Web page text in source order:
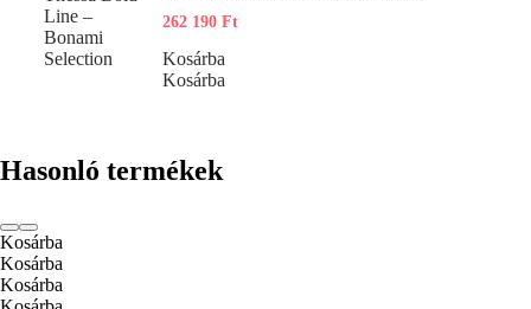
262 190 Ft
Kosárba
Kosárba
Hasonló termékek
Kosárba
Kosárba
Kosárba